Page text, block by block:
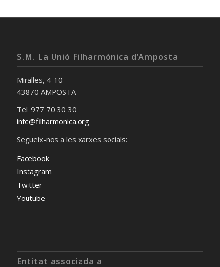
S.M. La Unió Filharmònica d’Amposta
Miralles, 4-10
43870 AMPOSTA
Tel. 977 70 30 30
info@filharmonica.org
Segueix-nos a les xarxes socials:
Facebook
Instagram
Twitter
Youtube
Entitat associada a